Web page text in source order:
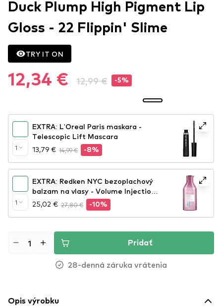
Duck Plump High Pigment Lip
Gloss - 22 Flippin' Slime
TRY IT ON
12,34 € 12,99 € -5%
1
EXTRA: L'Oreal Paris maskara -
Telescopic Lift Mascara
13,79 € 14,99 € -8%
1
EXTRA: Redken NYC bezoplachový
balzam na vlasy - Volume Injection
Conditioner
25,02 € 27,80 € -10%
Pridať
28-denná záruka vrátenia
Opis výrobku